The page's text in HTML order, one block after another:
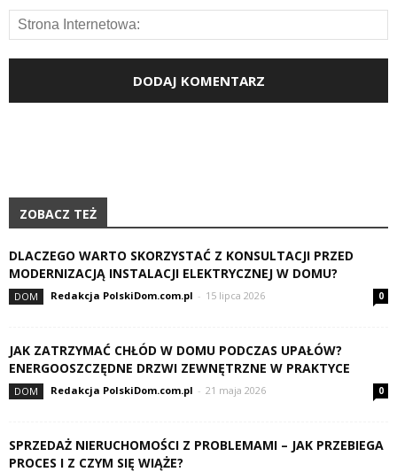
ZOBACZ TEŻ
DLACZEGO WARTO SKORZYSTAĆ Z KONSULTACJI PRZED
MODERNIZACJĄ INSTALACJI ELEKTRYCZNEJ W DOMU?
DOM Redakcja PolskiDom.com.pl - 15 lipca 2026 0
JAK ZATRZYMAĆ CHŁÓD W DOMU PODCZAS UPAŁÓW?
ENERGOOSZCZĘDNE DRZWI ZEWNĘTRZNE W PRAKTYCE
DOM Redakcja PolskiDom.com.pl - 21 maja 2026 0
SPRZEDAŻ NIERUCHOMOŚCI Z PROBLEMAMI – JAK PRZEBIEGA
PROCES I Z CZYM SIĘ WIĄŻE?